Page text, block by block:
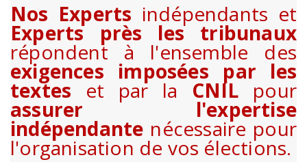
Nos Experts indépendants et
Experts près les tribunaux
répondent à l'ensemble des
exigences imposées par les
textes et par la CNIL pour
assurer l'expertise
indépendante nécessaire pour
l'organisation de vos élections.